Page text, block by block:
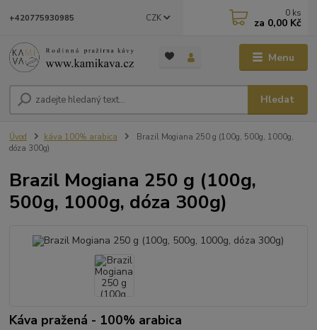
Menu
CZK
Hledat
+420775930985 0 ks
za 0,00 Kč
Úvod káva 100% arabica
Brazil Mogiana 250 g (100g, 500g, 1000g,
dóza 300g)
Brazil Mogiana 250 g (100g,
500g, 1000g, dóza 300g)
Káva pražená - 100% arabica